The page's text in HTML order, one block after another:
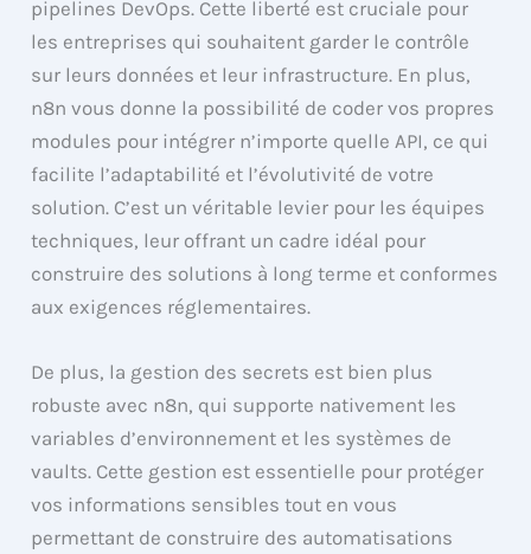
pipelines DevOps. Cette liberté est cruciale pour
les entreprises qui souhaitent garder le contrôle
sur leurs données et leur infrastructure. En plus,
n8n vous donne la possibilité de coder vos propres
modules pour intégrer n’importe quelle API, ce qui
facilite l’adaptabilité et l’évolutivité de votre
solution. C’est un véritable levier pour les équipes
techniques, leur offrant un cadre idéal pour
construire des solutions à long terme et conformes
aux exigences réglementaires.
De plus, la gestion des secrets est bien plus
robuste avec n8n, qui supporte nativement les
variables d’environnement et les systèmes de
vaults. Cette gestion est essentielle pour protéger
vos informations sensibles tout en vous
permettant de construire des automatisations